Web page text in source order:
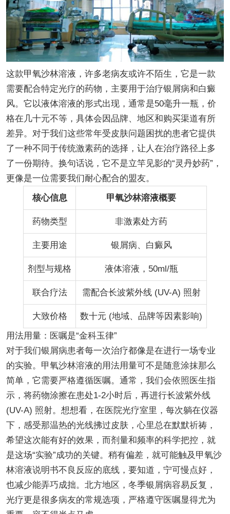
这款甲氧沙林溶液，许多老病友或许不陌生，它是一款
需要配合特定光疗的药物，主要用于治疗银屑病和白癜
风。它以液体溶液的形式出现，通常是50毫升一瓶，价
格在几十元不等，具体会因品牌、地区和购买渠道有所
差异。对于我们这些常年受皮肤问题困扰的患者它提供
了一种不同于传统激素药的选择，让人在治疗路径上多
了一份期待。换句话说，它不是立竿见影的“灵丹妙药”，
更像是一位需要我们耐心配合的盟友。
核心信息
甲氧沙林溶液概要
药物类型 非激素处方药
主要用途 银屑病、白癜风
剂型与规格 液体溶液，50ml/瓶
联合疗法 需配合长波紫外线 (UV-A) 照射
大致价格
数十元 (地域、品牌等因素影响)
用法用量：医嘱是“金科玉律”
对于我们银屑病患者每一次治疗都像是在进行一场专业
的实验。甲氧沙林溶液的用法用量可不是随意涂抹那么
简单，它需要严格遵循医嘱。通常，我们会依照医生指
示，将药物涂擦在患处1-2小时后，再进行长波紫外线
(UV-A) 照射。想想看，在医院光疗室里，每次躺在仪器
下，感受那温热的光线拂过皮肤，心里总在默默祈祷，
希望这次能有好的效果，而剂量和频率的科学把控，就
是这场“实验”成功的关键。稍有偏差，就可能触及甲氧沙
林溶液说明书不良反应的底线，要知道，宁可慢点好，
也减少能弄巧成拙。北方地区，冬季银屑病容易反复，
光疗更是很多病友的常规选项，严格遵守医嘱显得尤为